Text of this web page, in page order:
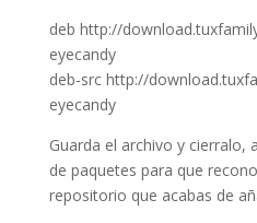
deb http://
eyecandy
deb-src http://
eyecandy
Guarda el archivo y cierralo,
de paquetes para que
repositorio que acabas de